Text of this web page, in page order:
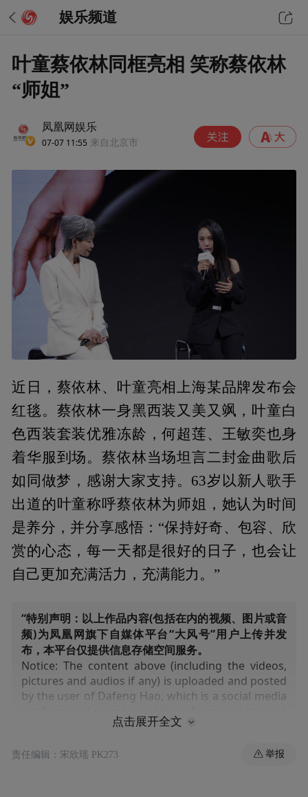
娱乐频道
叶童蔡依林同框亮相 笑称蔡依林
“师姐”
凤凰网娱乐
07-07 11:55 来自北京市
近日，蔡依林、叶童亮相上海某品牌发布会
红毯。蔡依林一身黑西装又美又飒，叶童白
色西装套装优雅冻龄，何超莲、王敏奕也身
着华服到场。蔡依林当场坦言二封金曲歌后
如同做梦，感谢大家支持。63岁以新人歌手
出道的叶童称呼蔡依林为师姐，她认为时间
是养分，并分享感悟：“保持好奇、包容、欣
赏的心态，每一天都是很好的日子，也会让
自己更加充满活力，充满能力。”
“特别声明：以上作品内容(包括在内的视频、图片或音
频)为凤凰网旗下自媒体平台“大风号”用户上传并发
布，本平台仅提供信息存储空间服务。
Notice: The content above (including the videos,
pictures and audios if any) is uploaded and posted
by the user of Dafeng Hao, which is a social media
点击展开全文
责任编辑：宋欣瑶 PK273 举报